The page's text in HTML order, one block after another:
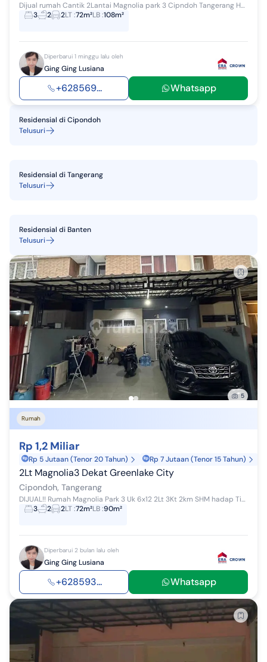
Dijual rumah Cantik 2Lantai Magnolia park 3 Cipndoh Tangerang Hanya selangkah saja ke Green Lake City 2 Lantai + Dak lt 3 untuk jemur LT 6X12 LB 10...
3
2 2LT:72m²LB:108m²
Diperbarui 1 minggu lalu oleh
Ging Ging Lusiana
+628569... Whatsapp
Residensial diCipondoh
Telusuri
Residensial diTangerang
Telusuri
Residensial diBanten
Telusuri
5
Rumah
Rp 1,2 Miliar
Rp 5 Jutaan (Tenor 20 Tahun) Rp 7 Jutaan (Tenor 15 Tahun)
2Lt Magnolia3 Dekat Greenlake City
Cipondoh, Tangerang
DIJUAL!! Rumah Magnolia Park 3 Uk 6x12 2Lt 3Kt 2km SHM hadap Timur AC 2 Kitchen Set Meja Rias Lemari Baju HARGA 1.3M turun 1.2M NEGO Din
3
2 2LT:72m²LB:90m²
Diperbarui 2 bulan lalu oleh
Ging Ging Lusiana
+628593... Whatsapp